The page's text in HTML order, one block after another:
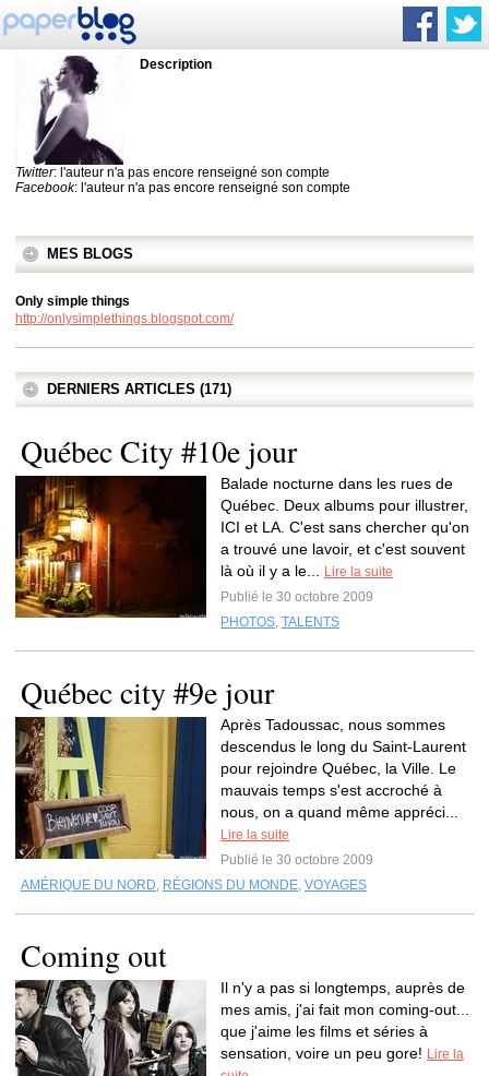
Description
Twitter: l'auteur n'a pas encore renseigné son compte
Facebook: l'auteur n'a pas encore renseigné son compte
MES BLOGS
Only simple things
http://onlysimplethings.blogspot.com/
DERNIERS ARTICLES (171)
Québec City #10e jour
Balade nocturne dans les rues de
Québec. Deux albums pour illustrer,
ICI et LA. C'est sans chercher qu'on
a trouvé une lavoir, et c'est souvent
là où il y a le...
Lire la suite
Publié le 30 octobre 2009
PHOTOS, TALENTS
Québec city #9e jour
Après Tadoussac, nous sommes
descendus le long du Saint-Laurent
pour rejoindre Québec, la Ville. Le
mauvais temps s'est accroché à
nous, on a quand même appréci...
Lire la suite
Publié le 30 octobre 2009
AMÉRIQUE DU NORD, RÉGIONS DU MONDE, VOYAGES
Coming out
Il n'y a pas si longtemps, auprès de
mes amis, j'ai fait mon coming-out...
que j'aime les films et séries à
sensation, voire un peu gore! Lire la